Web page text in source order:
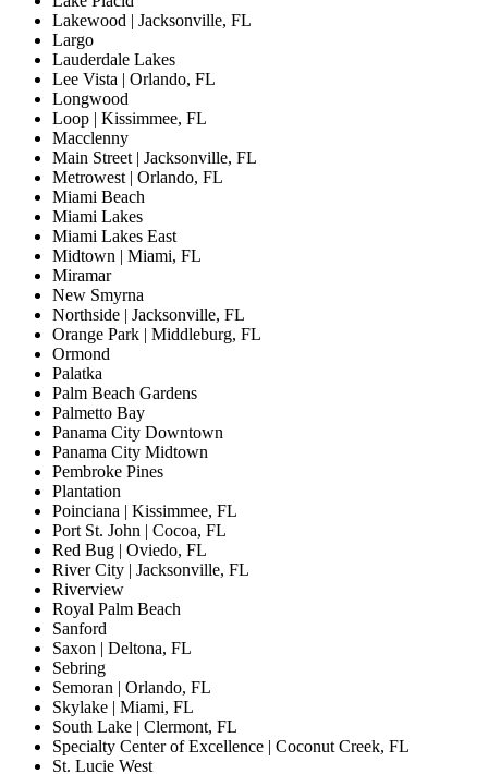
Lakewood | Jacksonville, FL
Largo
Lauderdale Lakes
Lee Vista | Orlando, FL
Longwood
Loop | Kissimmee, FL
Macclenny
Main Street | Jacksonville, FL
Metrowest | Orlando, FL
Miami Beach
Miami Lakes
Miami Lakes East
Midtown | Miami, FL
Miramar
New Smyrna
Northside | Jacksonville, FL
Orange Park | Middleburg, FL
Ormond
Palatka
Palm Beach Gardens
Palmetto Bay
Panama City Downtown
Panama City Midtown
Pembroke Pines
Plantation
Poinciana | Kissimmee, FL
Port St. John | Cocoa, FL
Red Bug | Oviedo, FL
River City | Jacksonville, FL
Riverview
Royal Palm Beach
Sanford
Saxon | Deltona, FL
Sebring
Semoran | Orlando, FL
Skylake | Miami, FL
South Lake | Clermont, FL
Specialty Center of Excellence | Coconut Creek, FL
St. Lucie West